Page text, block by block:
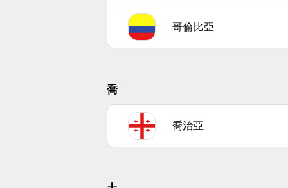
哥倫比亞
喬
喬治亞